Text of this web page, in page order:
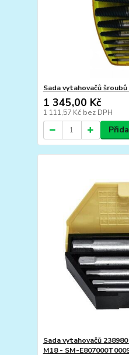
Sada vytahovačů
1 345,00 Kč
1 111,57 Kč bez DPH
Sada vytahovačů
M18 - SM-